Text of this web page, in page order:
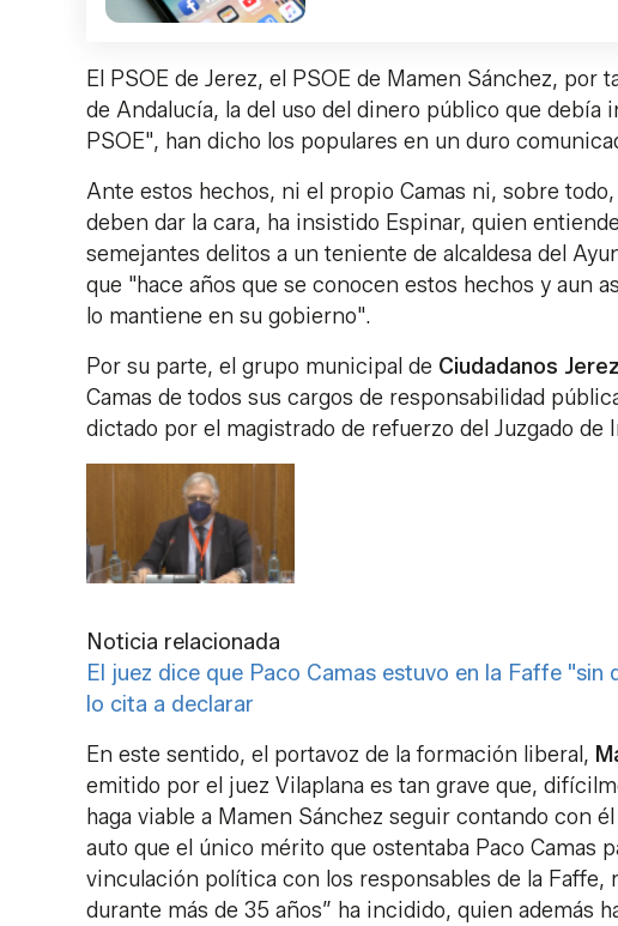
El PSOE de Jerez, el PSOE de Mamen Sánchez,
de Andalucía, la del uso del dinero público que debía
PSOE", han dicho los populares en un duro
Ante estos hechos, ni el propio Camas ni, sobre
deben dar la cara, ha insistido Espinar, quien
semejantes delitos a un teniente de alcaldesa del
que "hace años que se conocen estos hechos y aun
lo mantiene en su gobierno".
Por su parte, el grupo municipal de Ciudadanos Jerez
Camas de todos sus cargos de responsabilidad
dictado por el magistrado de refuerzo del Juzgado
Noticia relacionada
El juez dice que Paco Camas estuvo en la Faffe "sin
lo cita a declarar
En este sentido, el portavoz de la formación liberal,
emitido por el juez Vilaplana es tan grave que,
haga viable a Mamen Sánchez seguir contando con
auto que el único mérito que ostentaba Paco Camas
vinculación política con los responsables de la Faffe,
durante más de 35 años” ha incidido, quien además